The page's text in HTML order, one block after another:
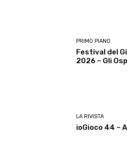
PRIMO PIANO
Festival del
2026 – Gli
LA RIVISTA
ioGioco 44 –